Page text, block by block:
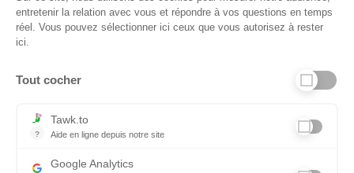
entretenir la relation avec vous et répondre à vos questions en temps
réel. Vous pouvez sélectionner ici ceux que vous autorisez à rester
ici.
Tout cocher
?
Tawk.to
Aide en ligne depuis notre site
Google Analytics